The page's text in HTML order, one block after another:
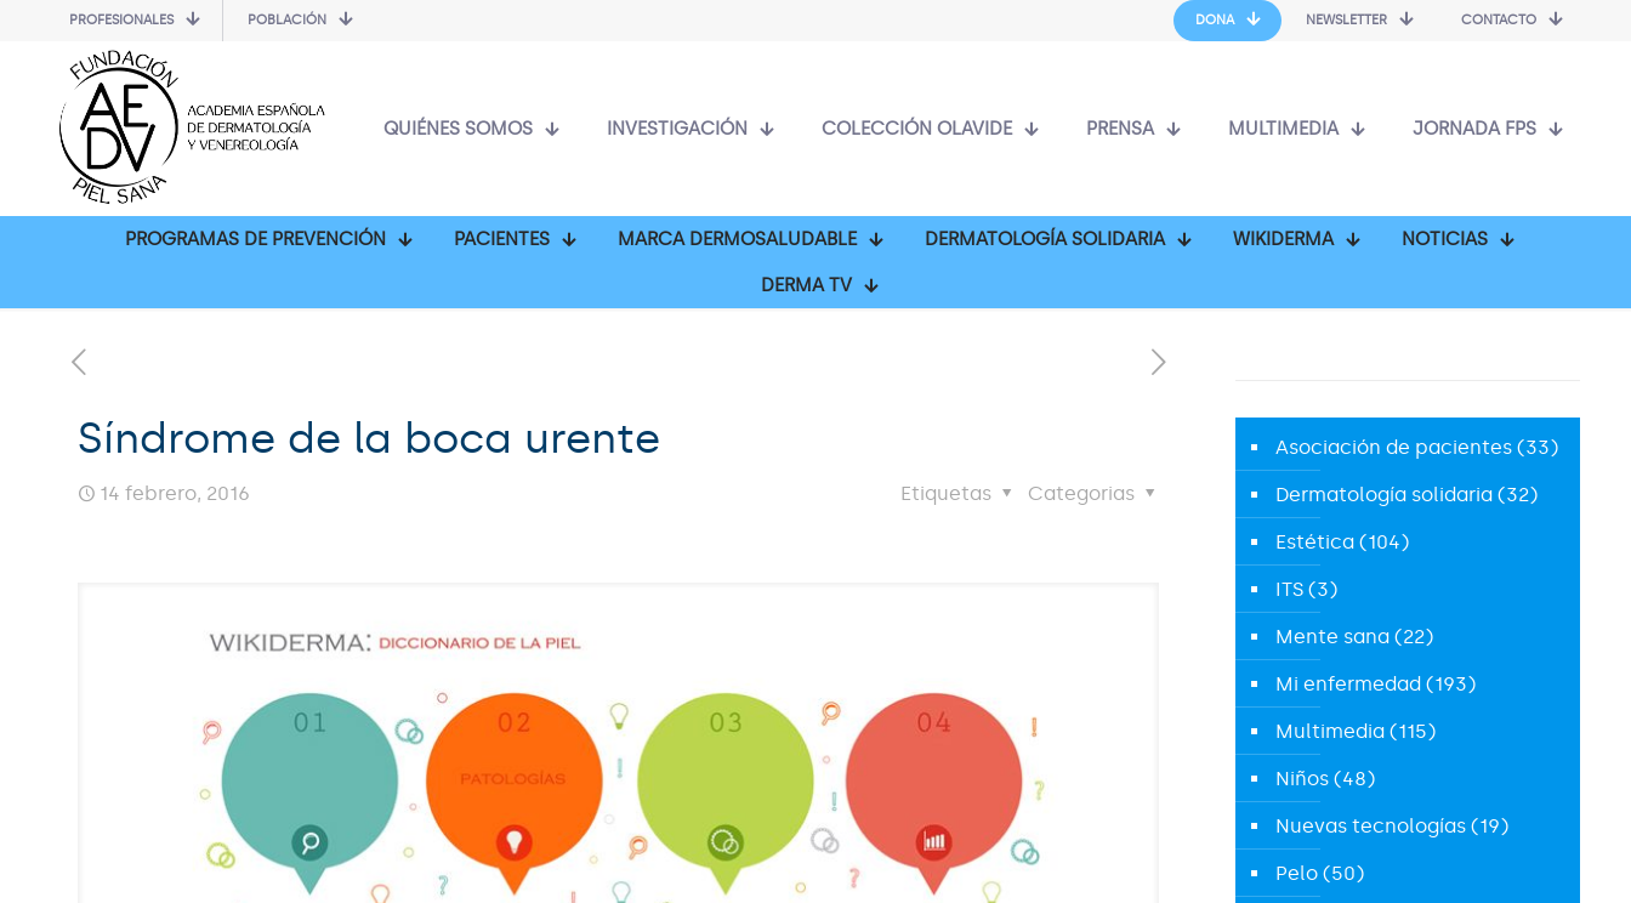
PROFESIONALES POBLACIÓN DONA NEWSLETTER CONTACTO
QUIÉNES SOMOS INVESTIGACIÓN COLECCIÓN OLAVIDE PRENSA MULTIMEDIA JORNADA FPS
PROGRAMAS DE PREVENCIÓN PACIENTES MARCA DERMOSALUDABLE DERMATOLOGÍA SOLIDARIA WIKIDERMA NOTICIAS
DERMA TV
Síndrome de la boca urente
14 febrero, 2016 Categorias
Etiquetas
Asociación de pacientes (33)
Dermatología solidaria (32)
Estética (104)
ITS (3)
Mente sana (22)
Mi enfermedad (193)
Multimedia (115)
Niños (48)
Nuevas tecnologías (19)
Pelo (50)